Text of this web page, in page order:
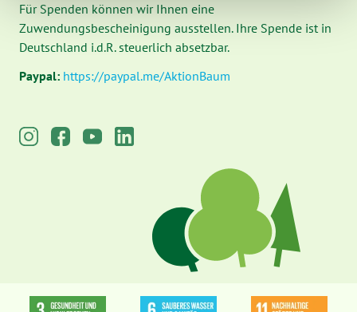
Für Spenden können wir Ihnen eine
Zuwendungsbescheinigung ausstellen. Ihre Spende ist in
Deutschland i.d.R. steuerlich absetzbar.
Paypal: https://paypal.me/AktionBaum